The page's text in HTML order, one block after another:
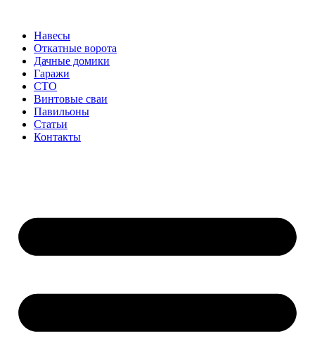
содержимому
Навесы
Откатные ворота
Дачные домики
Гаражи
СТО
Винтовые сваи
Павильоны
Статьи
Контакты